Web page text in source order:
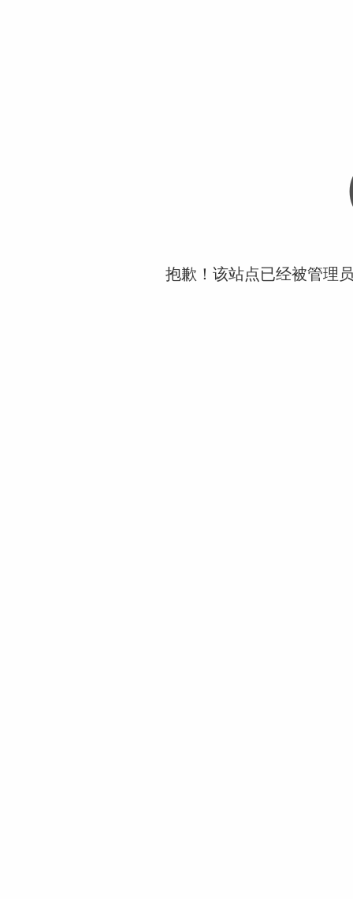
抱歉！该站点已经被管理